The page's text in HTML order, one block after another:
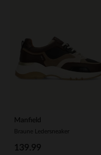
Manfield
Braune Ledersneaker
139.99